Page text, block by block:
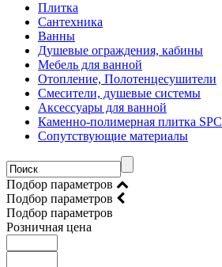
Плитка
Сантехника
Ванны
Душевые ограждения, кабины
Мебель для ванной
Отопление, Полотенцесушители
Смесители, душевые системы
Аксессуары для ванной
Каменно-полимерная плитка SPC
Сопутствующие материалы
Подбор параметров
Подбор параметров
Подбор параметров
Розничная цена